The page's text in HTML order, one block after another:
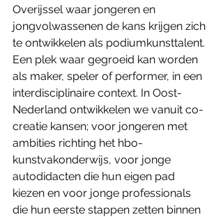
Overijssel waar jongeren en
jongvolwassenen de kans krijgen zich
te ontwikkelen als podiumkunsttalent.
Een plek waar gegroeid kan worden
als maker, speler of performer, in een
interdisciplinaire context. In Oost-
Nederland ontwikkelen we vanuit co-
creatie kansen; voor jongeren met
ambities richting het hbo-
kunstvakonderwijs, voor jonge
autodidacten die hun eigen pad
kiezen en voor jonge professionals
die hun eerste stappen zetten binnen